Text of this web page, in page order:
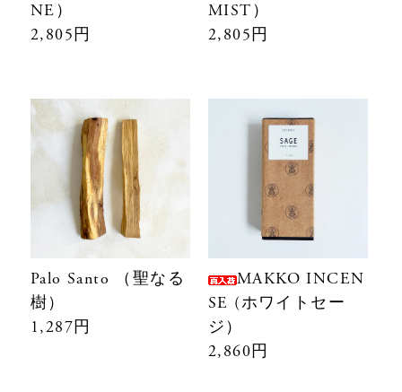
NE）
2,805円
MIST）
2,805円
Palo Santo （聖なる
樹）
1,287円
MAKKO INCEN
SE (ホワイトセー
ジ）
2,860円